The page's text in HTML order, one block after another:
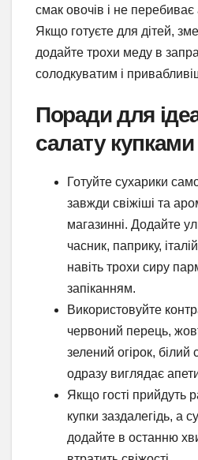
смак овочів і не перебиває
Якщо готуєте для дітей,
додайте трохи меду в
солодкуватим і
Поради для
салату купками
Готуйте сухарики
завжди свіжіші та
магазинні. Додайте
часник, паприку,
навіть трохи сиру
запіканням.
Використовуйте
червоний перець,
зелений огірок, білий
одразу виглядає
Якщо гості прийдуть
купки заздалегідь, а
додайте в останню